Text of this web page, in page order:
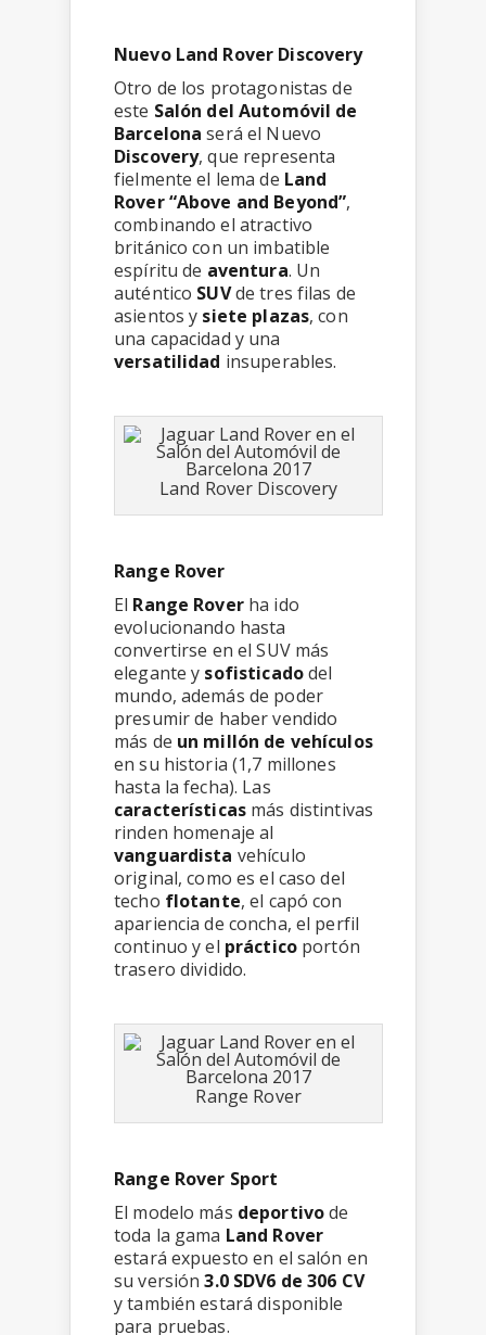
Nuevo Land Rover Discovery
Otro de los protagonistas de
este Salón del Automóvil de
Barcelona será el Nuevo
Discovery, que representa
fielmente el lema de Land
Rover “Above and Beyond”,
combinando el atractivo
británico con un imbatible
espíritu de aventura. Un
auténtico SUVde tres filas de
asientos y siete plazas, con
una capacidad y una
versatilidad insuperables.
Land Rover Discovery
Range Rover
El Range Roverha ido
evolucionando hasta
convertirse en el SUV más
elegante y sofisticadodel
mundo, además de poder
presumir de haber vendido
más de un millón de vehículos
en su historia (1,7 millones
hasta la fecha). Las
características más distintivas
rinden homenaje al
vanguardista vehículo
original, como es el caso del
techo flotante, el capó con
apariencia de concha, el perfil
continuo y el prácticoportón
trasero dividido.
Range Rover
Range Rover Sport
El modelo más deportivode
toda la gama Land Rover
estará expuesto en el salón en
su versión3.0 SDV6 de 306 CV
y también estará disponible
para pruebas.